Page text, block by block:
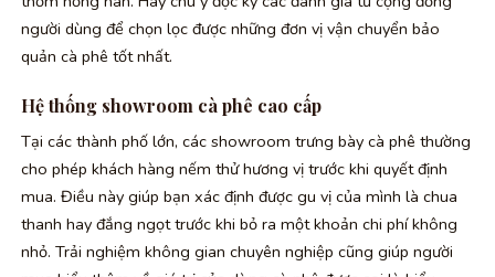
người dùng để chọn lọc được những đơn vị vận chuyển bảo
quản cà phê tốt nhất.
Hệ thống showroom cà phê cao cấp
Tại các thành phố lớn, các showroom trưng bày cà phê thường
cho phép khách hàng nếm thử hương vị trước khi quyết định
mua. Điều này giúp bạn xác định được gu vị của mình là chua
thanh hay đắng ngọt trước khi bỏ ra một khoản chi phí không
nhỏ. Trải nghiệm không gian chuyên nghiệp cũng giúp người